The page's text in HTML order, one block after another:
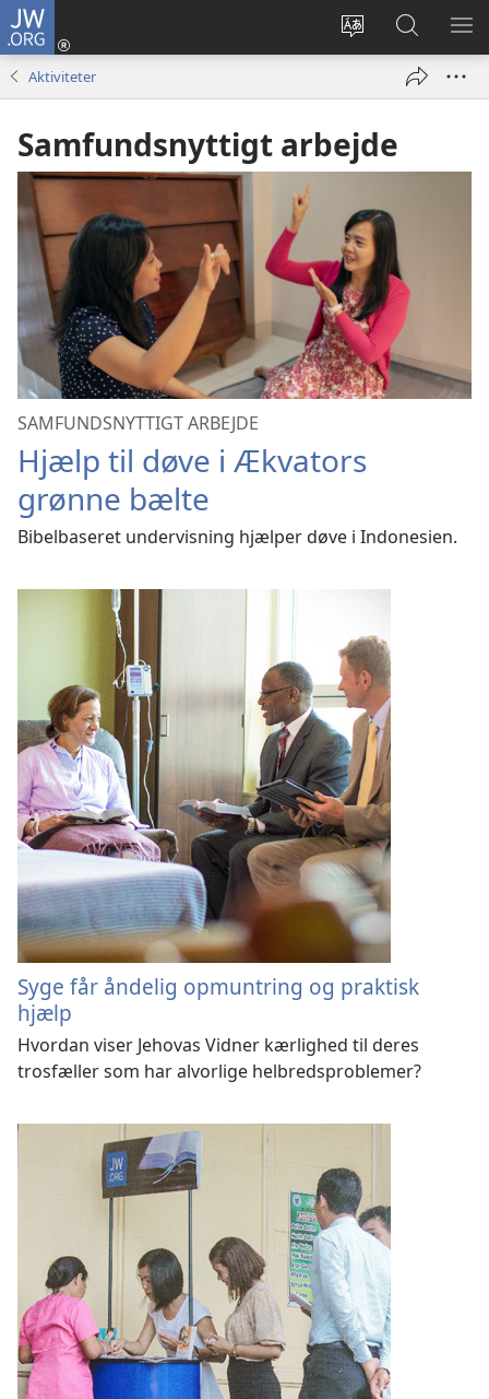
JW.ORG
Vælg
Log
på
Søg
på
JW.ORG
VIS
Aktiviteter
Samfundsnyttigt arbejde
SAMFUNDSNYTTIGT ARBEJDE
Hjælp til døve i Ækvators
grønne bælte
Bibelbaseret undervisning hjælper døve i Indonesien.
Syge får åndelig opmuntring og praktisk
hjælp
Hvordan viser Jehovas Vidner kærlighed til deres
trosfæller som har alvorlige helbredsproblemer?